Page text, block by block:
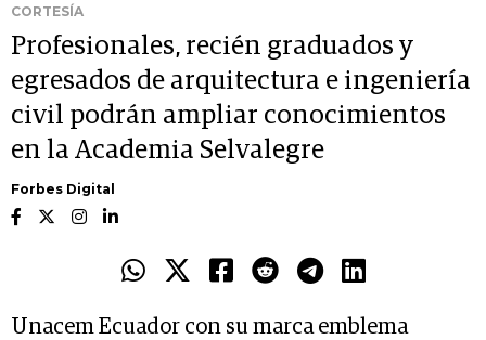
CORTESÍA
Profesionales, recién graduados y
egresados de arquitectura e ingeniería
civil podrán ampliar conocimientos
en la Academia Selvalegre
Forbes Digital
Unacem Ecuador con su marca emblema